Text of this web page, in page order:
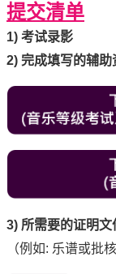
提交清单
1) 考试录影
2) 完成填写的辅
3) 所需要的证明文
（例如: 乐谱或批